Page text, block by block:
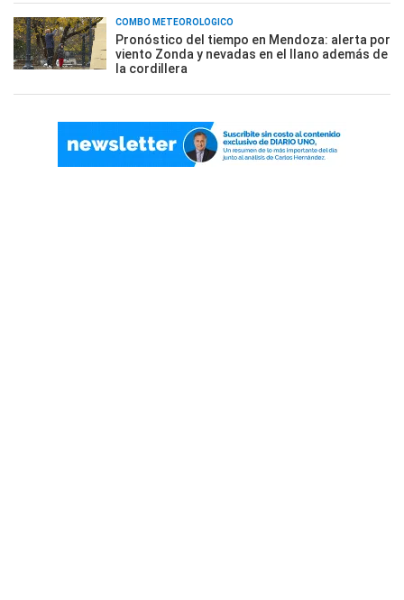
COMBO METEOROLÓGICO
Pronóstico del tiempo en Mendoza: alerta por
viento Zonda y nevadas en el llano además de
la cordillera